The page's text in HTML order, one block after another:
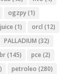
ogzpy(1)
(1) orcl (12)
PALLADIUM (32)
(145) pce (2)
petroleo (280)